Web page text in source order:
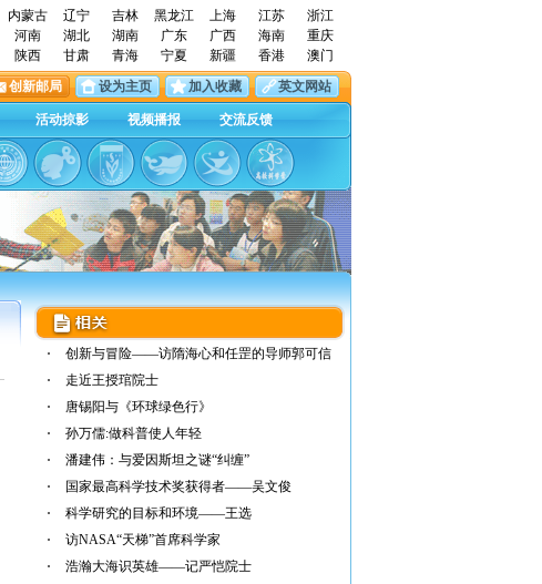
内蒙古 辽宁 吉林 黑龙江 上海 江苏
浙江
河南 湖北 湖南 广东 广西 海南
重庆
陕西 甘肃 青海 宁夏 新疆 香港
澳门
创新邮局 设为主页 加入收藏 英文网站
活动掠影 视频播报 交流反馈
创新与冒险——访隋海心和任罡的导师郭可信
走近王授琯院士
唐锡阳与《环球绿色行》
孙万儒:做科普使人年轻
潘建伟：与爱因斯坦之谜“纠缠”
国家最高科学技术奖获得者——吴文俊
科学研究的目标和环境——王选
访NASA“天梯”首席科学家
浩瀚大海识英雄——记严恺院士